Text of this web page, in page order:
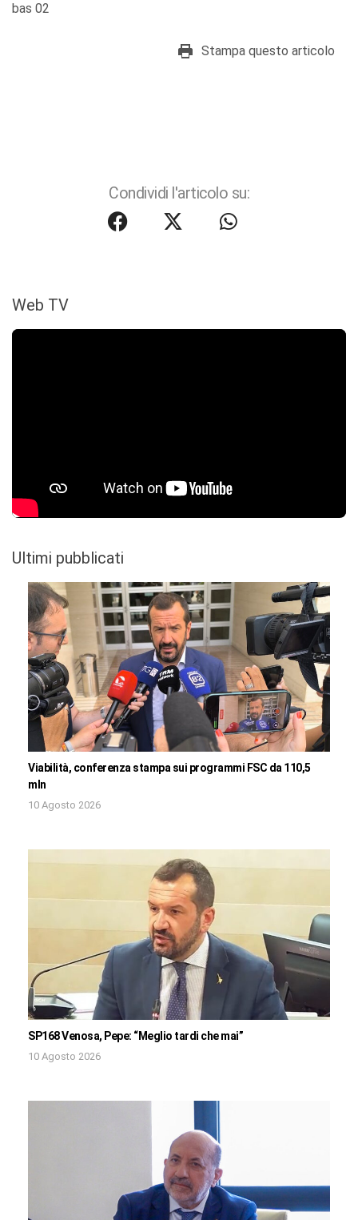
bas 02
Stampa questo articolo
Condividi l'articolo su:
Web TV
Ultimi pubblicati
Viabilità, conferenza stampa sui programmi FSC da 110,5
mln
10 Agosto 2026
SP168 Venosa, Pepe: “Meglio tardi che mai”
10 Agosto 2026